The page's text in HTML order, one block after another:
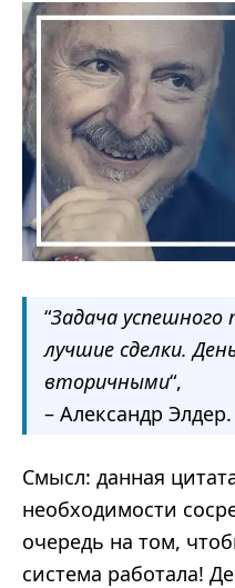
“Задача
лучшие сделки.
вторичными“,
– Александр Элдер.
Смысл: данная
необходимости
очередь на том,
система работала!